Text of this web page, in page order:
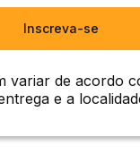
Inscreva-se
variar de acordo
e a